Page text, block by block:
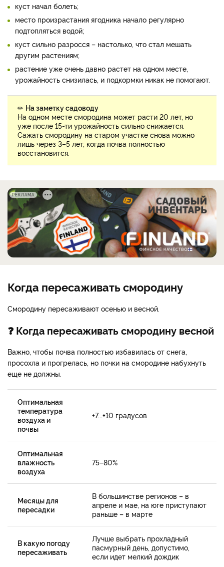
куст начал болеть;
место произрастания ягодника начало регулярно
подтопляться водой;
куст сильно разросся – настолько, что стал мешать
другим растениям;
растение уже очень давно растет на одном месте,
урожайность снизилась, и подкормки никак не помогают.
✏ На заметку садоводу
На одном месте смородина может расти 20 лет, но
уже после 15-ти урожайность сильно снижается.
Сажать смородину на старом участке снова можно
лишь через 3–5 лет, когда почва полностью
восстановится.
РЕКЛАМА
Когда пересаживать смородину
Смородину пересаживают осенью и весной.
❓ Когда пересаживать смородину весной
Важно, чтобы почва полностью избавилась от снега,
просохла и прогрелась, но почки на смородине набухнуть
еще не должны.
Оптимальная
температура
воздуха и
почвы
+7...+10 градусов
Оптимальная
влажность
воздуха
75–80%
Месяцы для
пересадки
В большинстве регионов – в
апреле и мае, на юге приступают
раньше – в марте
В какую погоду
пересаживать
Лучше выбрать прохладный
пасмурный день, допустимо,
если идет мелкий дождик